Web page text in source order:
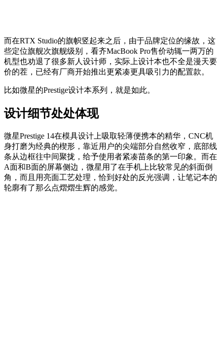
而在RTX Studio的旗帜竖起来之后，由于品牌定位的缘故，这
些定位旗舰次旗舰级别，看齐MacBook Pro售价动辄一两万的
机型也劝退了很多新人设计师，实际上设计本也不全是漫天要
价的茬，已经有厂商开始推出更紧凑更具吸引力的配置款。
比如微星的Prestige设计本系列，就是如此。
设计细节处处体现
微星Prestige 14在模具设计上吸取轻薄便携本的精华，CNC机
身打磨为经典的楔形，靠近用户的尖端部分自然收窄，底部线
条从边框往中间聚拢，给予使用者紧凑苗条的第一印象。而在
A面和B面的屏幕侧边，微星用了在手机上比较常见的斜面倒
角，而且用亮面工艺处理，恰到好处的反光强调，让笔记本的
轮廓有了那么点熠熠生辉的感觉。